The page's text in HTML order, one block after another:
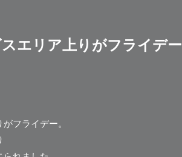
エリア上りがフライデ
フライデー。